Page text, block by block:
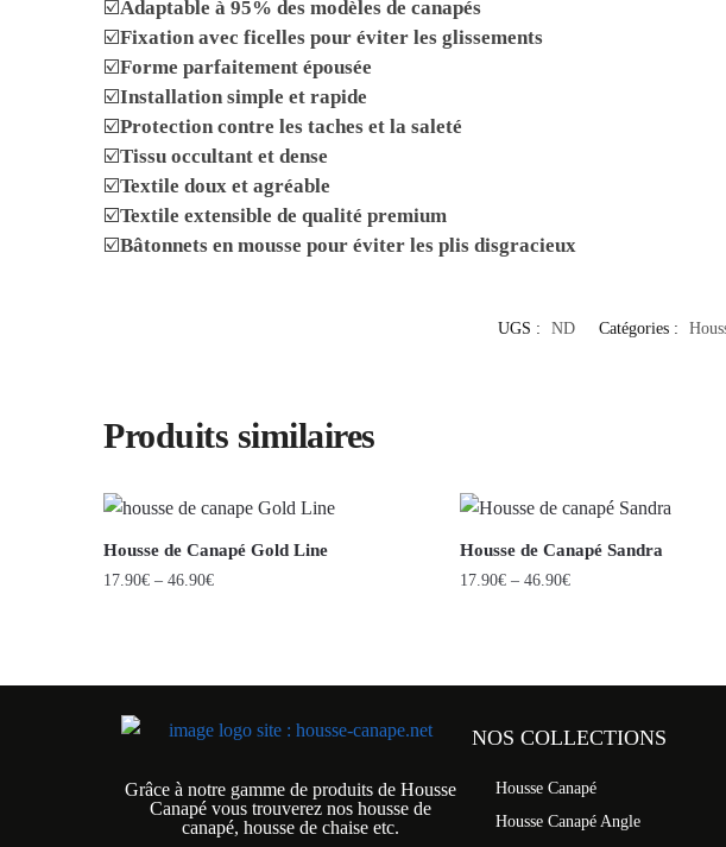
☑️Adaptable à 95% des modèles de canapés
☑️Fixation avec ficelles pour éviter les glissements
☑️Forme parfaitement épousée
☑️Installation simple et rapide
☑️Protection contre les taches et la saleté
☑️Tissu occultant et dense
☑️Textile doux et agréable
☑️Textile extensible de qualité premium
☑️Bâtonnets en mousse pour éviter les plis disgracieux
UGS : ND Catégories :
Produits similaires
Housse de Canapé Gold Line
17.90€ –46.90€
Housse de Canapé Sandra
17.90€ – 46.90€
Grâce à notre gamme de produits de Housse
Canapé vous trouverez nos housse de
canapé, housse de chaise etc.
NOS COLLECTIONS
Housse Canapé
Housse Canapé Angle